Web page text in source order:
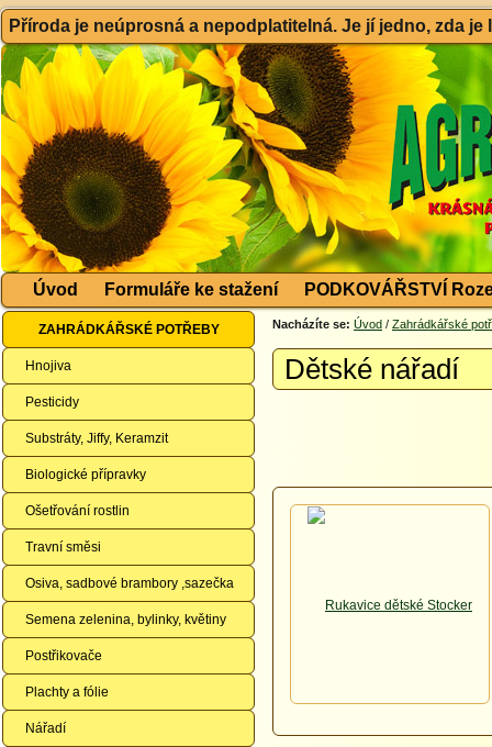
Příroda je neúprosná a nepodplatitelná. Je jí jedno, zda
Úvod Formuláře ke stažení PODKOVÁŘSTVÍ
ZAHRÁDKÁŘSKÉ POTŘEBY
Hnojiva
Pesticidy
Substráty, Jiffy, Keramzit
Biologické přípravky
Ošetřování rostlin
Travní směsi
Osiva, sadbové brambory ,sazečka
Semena zelenina, bylinky, květiny
Postřikovače
Plachty a fólie
Nářadí
Nacházíte se: Úvod / Zahrádkářské
Dětské nářadí